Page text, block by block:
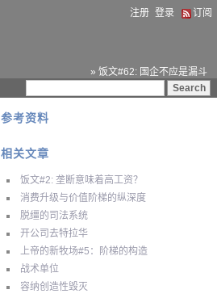
注册 登录 订阅
» 饭文#62: 国企不应是漏斗
参考资料
相关文章
饭文#2: 垄断意味着高工资？
消费升级与价值阶梯的纵深度
脱缰的司法系统
开公司去特拉华
上帝的新牧场#5：阶梯的构造
战术单位
容纳创造性毁灭